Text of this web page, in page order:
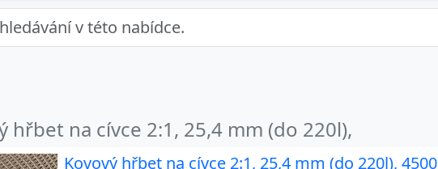
32 (280listů - 28mm)
hřbet na cívce 2:1, 25,4 mm (do 220l),
Kovový hřbet na cívce 2:1, 25,4 mm (do 220l),